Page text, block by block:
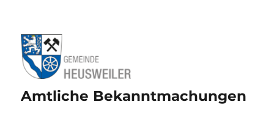
Amtliche Bekanntmachungen